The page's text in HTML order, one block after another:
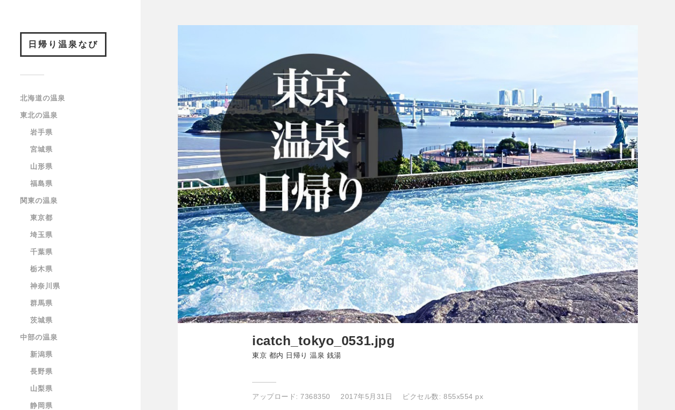
日帰り温泉なび
北海道の温泉
東北の温泉
岩手県
宮城県
山形県
福島県
関東の温泉
東京都
埼玉県
千葉県
栃木県
神奈川県
群馬県
茨城県
中部の温泉
新潟県
長野県
山梨県
静岡県
icatch_tokyo_0531.jpg
東京 都内 日帰り 温泉 銭湯
アップロード:7368350 2017年5月31日 ピクセル数: 855x554 px